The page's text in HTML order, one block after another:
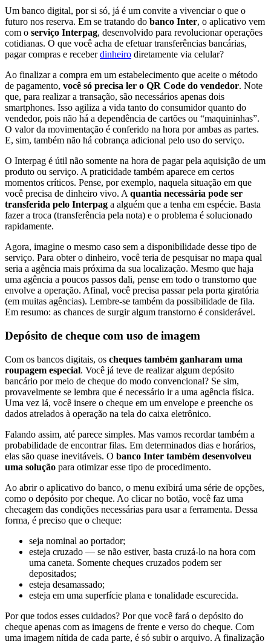
Um banco digital, por si só, já é um convite a vivenciar o que o
futuro nos reserva. Em se tratando do banco Inter, o aplicativo vem
com o serviço Interpag, desenvolvido para revolucionar operações
cotidianas. O que você acha de efetuar transferências bancárias,
pagar compras e receberdinheiro diretamente via celular?
Ao finalizar a compra em um estabelecimento que aceite o método
de pagamento, você só precisa ler o QR Code do vendedor. Note
que, para realizar a transação, são necessários apenas dois
smartphones. Isso agiliza a vida tanto do consumidor quanto do
vendedor, pois não há a dependência de cartões ou “maquininhas”.
O valor da movimentação é conferido na hora por ambas as partes.
E, sim, também não há cobrança adicional pelo uso do serviço.
O Interpag é útil não somente na hora de pagar pela aquisição de um
produto ou serviço. A praticidade também aparece em certos
momentos críticos. Pense, por exemplo, naquela situação em que
você precisa de dinheiro vivo. A quantia necessária pode ser
transferida pelo Interpag a alguém que a tenha em espécie. Basta
fazer a troca (transferência pela nota) e o problema é solucionado
rapidamente.
Agora, imagine o mesmo caso sem a disponibilidade desse tipo de
serviço. Para obter o dinheiro, você teria de pesquisar no mapa qual
seria a agência mais próxima da sua localização. Mesmo que haja
uma agência a poucos passos dali, pense em todo o transtorno que
envolve a operação. Afinal, você precisa passar pela porta giratória
(em muitas agências). Lembre-se também da possibilidade de fila.
Em resumo: as chances de surgir algum transtorno é considerável.
Depósito de cheque com uso de imagem
Com os bancos digitais, os cheques também ganharam uma
roupagem especial. Você já teve de realizar algum depósito
bancário por meio de cheque do modo convencional? Se sim,
provavelmente se lembra que é necessário ir a uma agência física.
Uma vez lá, você insere o cheque em um envelope e preenche os
dados atrelados à operação na tela do caixa eletrônico.
Falando assim, até parece simples. Mas vamos recordar também a
probabilidade de encontrar filas. Em determinados dias e horários,
elas são quase inevitáveis. O banco Inter também desenvolveu
uma solução para otimizar esse tipo de procedimento.
Ao abrir o aplicativo do banco, o menu exibirá uma série de opções,
como o depósito por cheque. Ao clicar no botão, você faz uma
checagem das condições necessárias para usar a ferramenta. Dessa
forma, é preciso que o cheque:
seja nominal ao portador;
esteja cruzado — se não estiver, basta cruzá-lo na hora com
uma caneta. Somente cheques cruzados podem ser
depositados;
esteja desamassado;
esteja em uma superfície plana e tonalidade escurecida.
Por que todos esses cuidados? Por que você fará o depósito do
cheque apenas com as imagens de frente e verso do cheque. Com
uma imagem nítida de cada parte, é só subir o arquivo. A finalização